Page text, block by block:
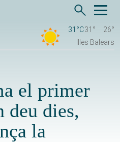
31°C31°
26°
Illes Balears
el primer
deu dies,
la